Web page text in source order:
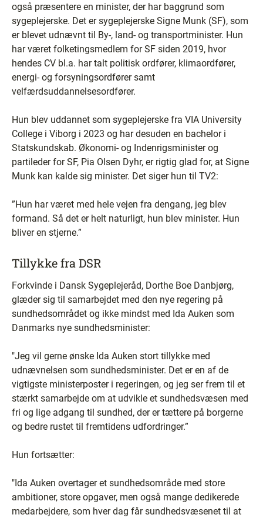
også præsentere en minister, der har baggrund som
sygeplejerske. Det er sygeplejerske Signe Munk (SF), som
er blevet udnævnt til By-, land- og transportminister. Hun
har været folketingsmedlem for SF siden 2019, hvor
hendes CV bl.a. har talt politisk ordfører, klimaordfører,
energi- og forsyningsordfører samt
velfærdsuddannelsesordfører.
Hun blev uddannet som sygeplejerske fra VIA University
College i Viborg i 2023 og har desuden en bachelor i
Statskundskab. Økonomi- og Indenrigsminister og
partileder for SF, Pia Olsen Dyhr, er rigtig glad for, at Signe
Munk kan kalde sig minister. Det siger hun til TV2:
”Hun har været med hele vejen fra dengang, jeg blev
formand. Så det er helt naturligt, hun blev minister. Hun
bliver en stjerne.”
Tillykke fra DSR
Forkvinde i Dansk Sygeplejeråd, Dorthe Boe Danbjørg,
glæder sig til samarbejdet med den nye regering på
sundhedsområdet og ikke mindst med Ida Auken som
Danmarks nye sundhedsminister:
"Jeg vil gerne ønske Ida Auken stort tillykke med
udnævnelsen som sundhedsminister. Det er en af de
vigtigste ministerposter i regeringen, og jeg ser frem til et
stærkt samarbejde om at udvikle et sundhedsvæsen med
fri og lige adgang til sundhed, der er tættere på borgerne
og bedre rustet til fremtidens udfordringer.”
Hun fortsætter:
"Ida Auken overtager et sundhedsområde med store
ambitioner, store opgaver, men også mange dedikerede
medarbejdere, som hver dag får sundhedsvæsenet til at